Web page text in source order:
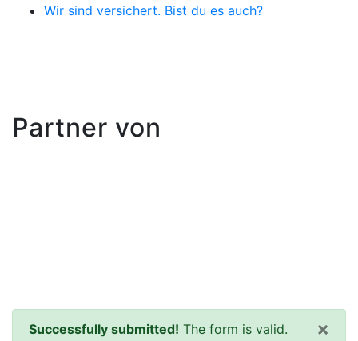
Wir sind versichert. Bist du es auch?
Partner von
×
Successfully submitted! The form is valid.